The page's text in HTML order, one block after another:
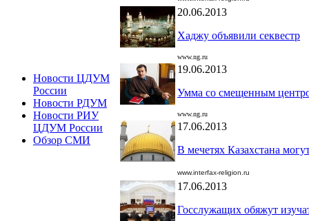
Новости ЦДУМ
России
Новости РДУМ
Новости РИУ
ЦДУМ России
Обзор СМИ
20.06.2013
Хаджу объявили секвестр
www.ng.ru
19.06.2013
Умма со смещенным
www.ng.ru
17.06.2013
В мечетях Казахстана
www.interfax-religion.ru
17.06.2013
Госслужащих обяжут